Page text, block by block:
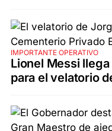
IMPORTANTE OPERATIVO
Lionel Messi
para el velatorio